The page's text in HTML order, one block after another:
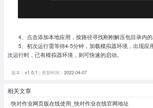
4、点击添加本地应用，按路径寻找刚刚解压包目录内的
5、初次运行需等待4-5分钟，加载模拟器环境，出现应
次运行时，已有模拟器环境，则可快速的启动。
版本： v1.0.1 | 更新时间： 2022-04-07
相关文章
快对作业网页版在线使用_快对作业在线官网地址